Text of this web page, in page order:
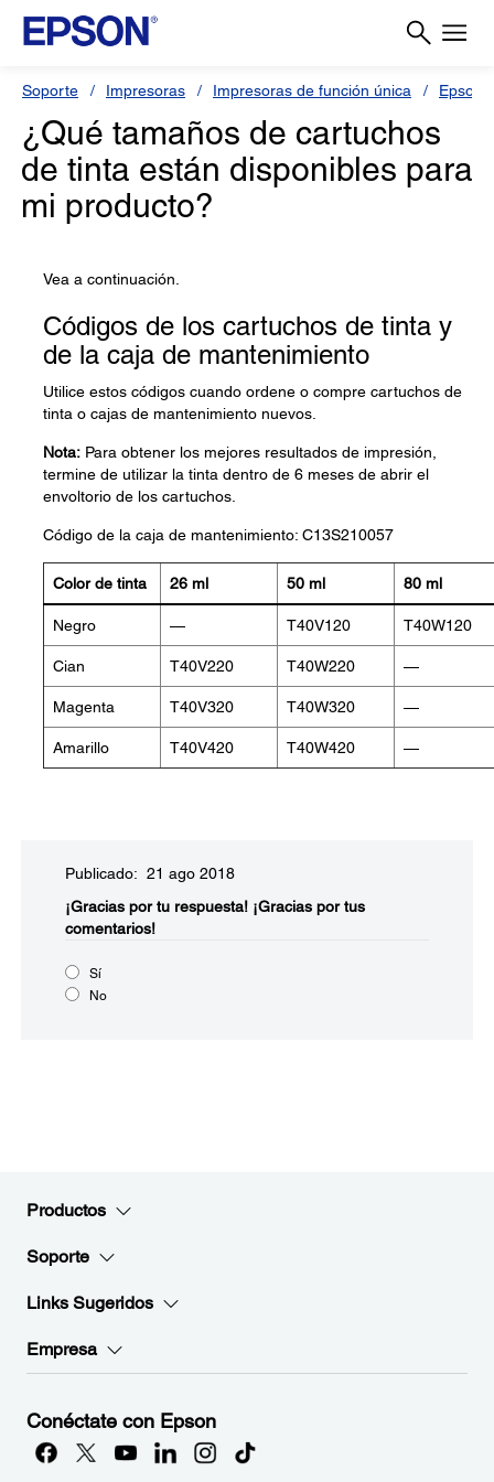
Soporte Impresoras Impresoras de función única Epson
¿Qué tamaños de cartuchos
de tinta están disponibles para
mi producto?
Vea a continuación.
Códigos de los cartuchos de tinta y
de la caja de mantenimiento
Utilice estos códigos cuando ordene o compre cartuchos de
tinta o cajas de mantenimiento nuevos.
Nota: Para obtener los mejores resultados de impresión,
termine de utilizar la tinta dentro de 6 meses de abrir el
envoltorio de los cartuchos.
Código de la caja de mantenimiento: C13S210057
Color de tinta 26 ml 50 ml 80 ml
Negro — T40V120 T40W120
Cian T40V220 T40W220 —
Magenta T40V320 T40W320 —
Amarillo T40V420 T40W420 —
Publicado: 21 ago 2018
¡Gracias por tu respuesta! ¡Gracias por tus
comentarios!
Sí
No
Productos
Soporte
Links Sugeridos
Empresa
Conéctate con Epson